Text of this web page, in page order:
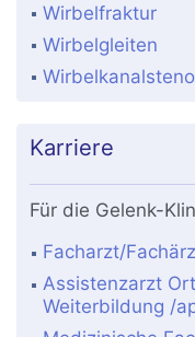
Wirbelfraktur
Wirbelgleiten
Karriere
Für die Gelenk-
Facharzt/
Assistenzarzt
Weiterbildung /